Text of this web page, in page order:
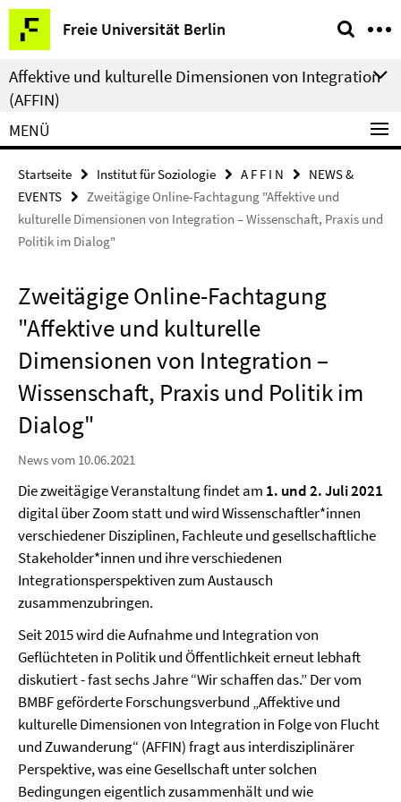
Springe
direkt
zu
Inhalt
Freie Universität Berlin
Service-
Navigation
Affektive und kulturelle Dimensionen von Integration
(AFFIN)
MENÜ
Startseite Institut für Soziologie A F F I N
NEWS &
EVENTS
Zweitägige Online-Fachtagung "Affektive und
kulturelle Dimensionen von Integration – Wissenschaft, Praxis und
Politik im Dialog"
Zweitägige Online-Fachtagung
"Affektive und kulturelle
Dimensionen von Integration –
Wissenschaft, Praxis und Politik im
Dialog"
News vom 10.06.2021
Die zweitägige Veranstaltung findet am 1. und 2. Juli 2021
digital über Zoom statt und wird Wissenschaftler*innen
verschiedener Disziplinen, Fachleute und gesellschaftliche
Stakeholder*innen und ihre verschiedenen
Integrationsperspektiven zum Austausch
zusammenzubringen.
Seit 2015 wird die Aufnahme und Integration von
Geflüchteten in Politik und Öffentlichkeit erneut lebhaft
diskutiert - fast sechs Jahre “Wir schaffen das.” Der vom
BMBF geförderte Forschungsverbund „Affektive und
kulturelle Dimensionen von Integration in Folge von Flucht
und Zuwanderung“ (AFFIN) fragt aus interdisziplinärer
Perspektive, was eine Gesellschaft unter solchen
Bedingungen eigentlich zusammenhält und wie